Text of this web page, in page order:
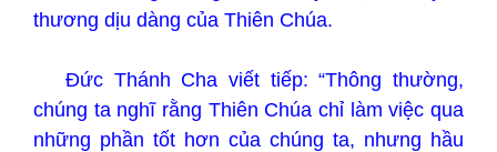
thương dịu dàng của Thiên Chúa.
Đức Thánh Cha viết tiếp: “Thông thường,
chúng ta nghĩ rằng Thiên Chúa chỉ làm việc qua
những phần tốt hơn của chúng ta, nhưng hầu